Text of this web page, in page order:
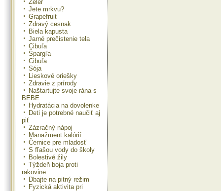
Zeler
Jete mrkvu?
Grapefruit
Zdravý cesnak
Biela kapusta
Jarné prečistenie tela
Cibuľa
Špargľa
Cibuľa
Sója
Lieskové oriešky
Zdravie z prírody
Naštartujte svoje rána s
BEBE
Hydratácia na dovolenke
Deti je potrebné naučiť aj
piť
Zázračný nápoj
Manažment kalórií
Černice pre mladosť
S fľašou vody do školy
Bolestivé žily
Týždeň boja proti
rakovine
Dbajte na pitný režim
Fyzická aktivita pri